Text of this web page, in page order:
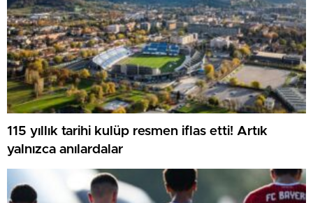
115 yıllık tarihi kulüp resmen iflas etti! Artık
yalnızca anılardalar